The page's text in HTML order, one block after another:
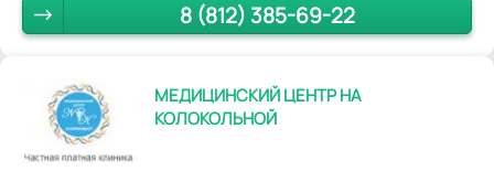
8 (812) 385-69-22
МЕДИЦИНСКИЙ ЦЕНТР НА
КОЛОКОЛЬНОЙ